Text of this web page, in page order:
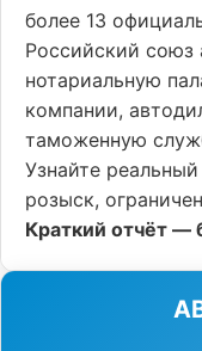
более 13
Российский союз
нотариальную
компании,
таможенную
Узнайте
розыск,
Краткий отчёт —